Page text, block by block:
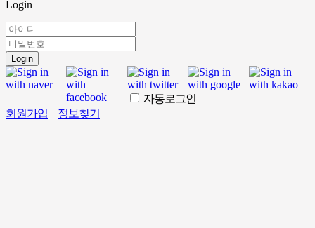
Login
Login
자동로그인
회원가입 | 정보찾기